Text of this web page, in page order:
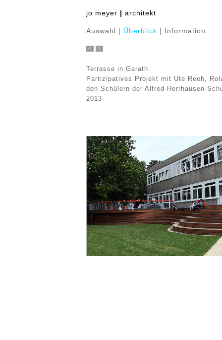
jo meyer | architekt
Auswahl | Überblick | Information
< >
Terrasse in Garath
Partizipatives Projekt mit Ute Reeh,
den Schülern der Alfred-Herrhausen-
2013